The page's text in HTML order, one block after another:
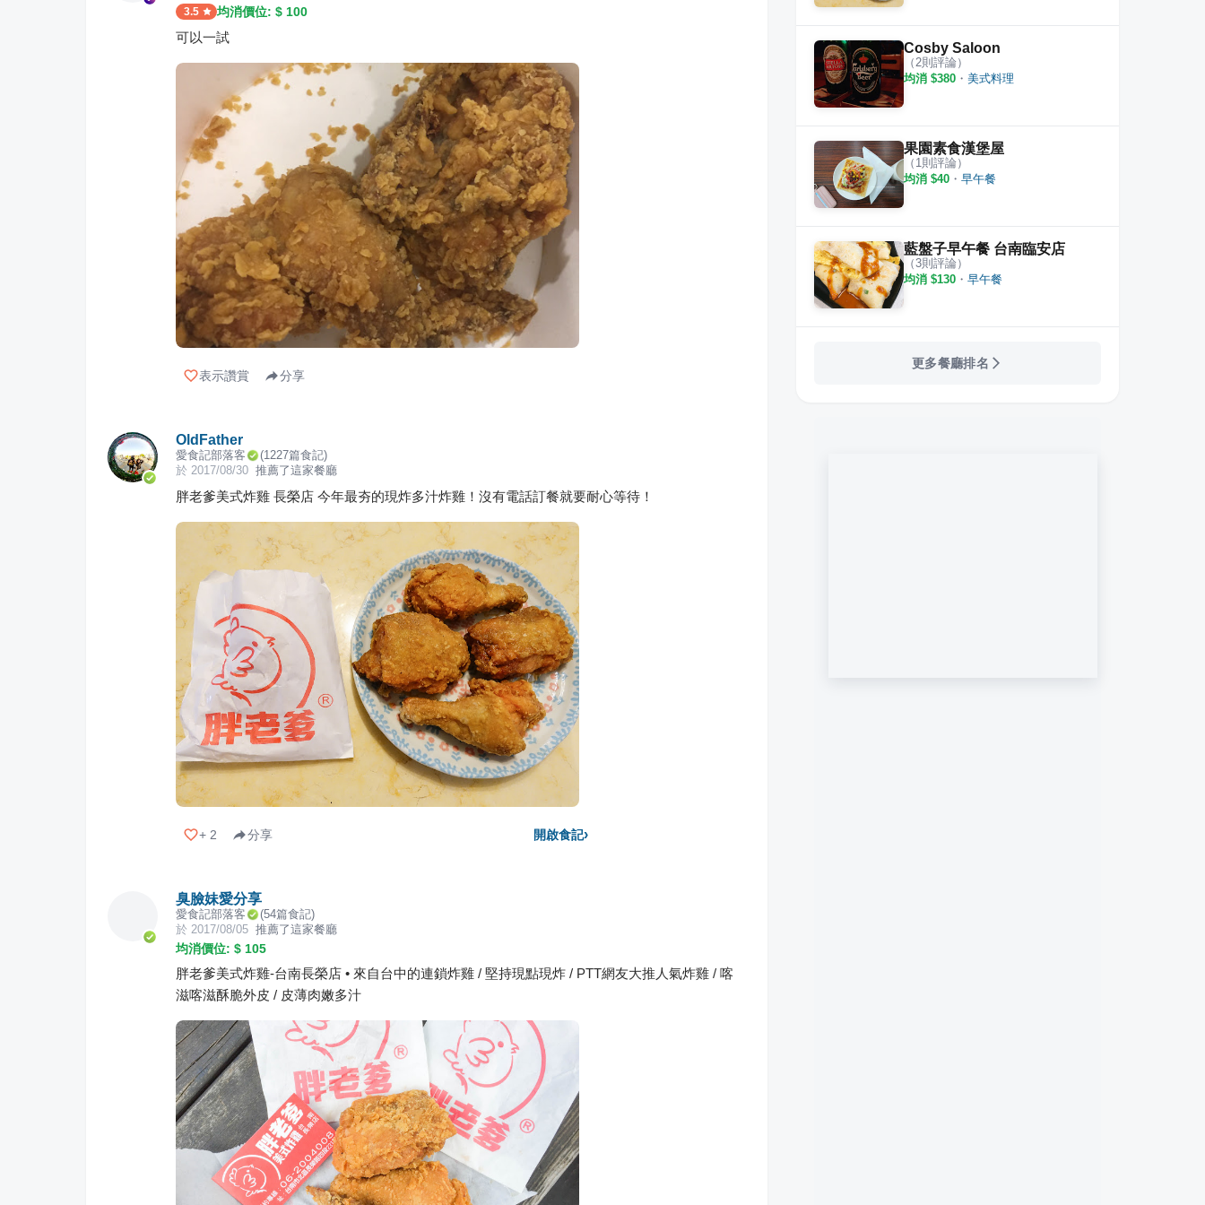
3.5 均消價位: $ 100
可以一試
表示讚賞 分享
OldFather
愛食記部落客 (1227篇食記)
於 2017/08/30 推薦了這家餐廳
胖老爹美式炸雞 長榮店 今年最夯的現炸多汁炸雞！沒有電話訂餐就要耐心等待！
+ 2 分享 開啟食記›
臭臉妹愛分享
愛食記部落客 (54篇食記)
於 2017/08/05 推薦了這家餐廳
均消價位: $ 105
胖老爹美式炸雞-台南長榮店 • 來自台中的連鎖炸雞 / 堅持現點現炸 / PTT網友大推人氣炸雞 / 喀
滋喀滋酥脆外皮 / 皮薄肉嫩多汁
Cosby Saloon
（2則評論）
均消 $380 ・ 美式料理
果園素食漢堡屋
（ 1則評論）
均消 $40 ・ 早午餐
藍盤子早午餐 台南臨安店
（3則評論）
均消 $130 ・ 早午餐
更多餐廳排名